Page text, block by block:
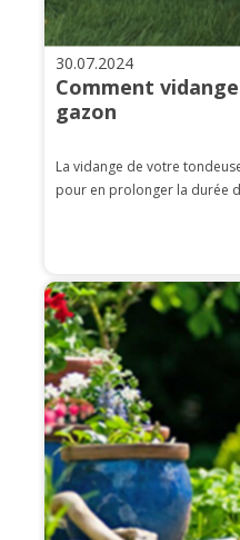
30.07.2024
Comment
gazon
La vidange de votre
pour en prolonger la durée